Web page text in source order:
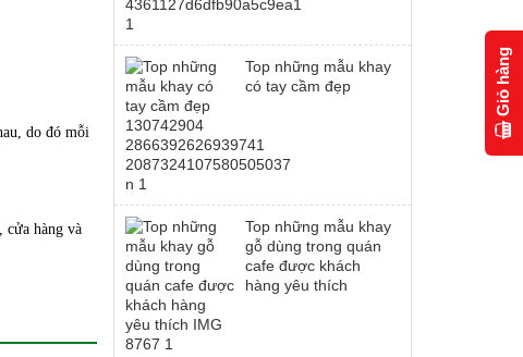
do đó mỗi
cửa hàng và
Top những mẫu khay
có tay cầm đẹp
Top những mẫu khay
gỗ dùng trong quán
cafe được khách
hàng yêu thích
Giỏ hàng